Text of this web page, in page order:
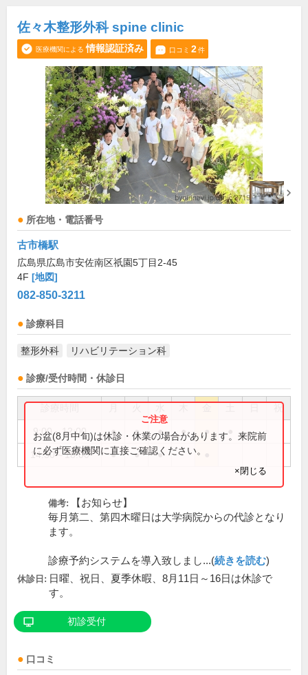
佐々木整形外科 spine clinic
医療機関による 情報認証済み 口コミ 2件
所在地・電話番号
古市橋駅
広島県広島市安佐南区祇園5丁目2-45
4F [地図]
082-850-3211
診療科目
整形外科 リハビリテーション科
診療/受付時間・休診日
祝
9:00～12:00 ● ● ● ● ●
14:30～18:00 ● ● ●
お盆(8月中旬)は休診・休業の場合があります。来院前
に必ず医療機関に直接ご確認ください。
×閉じる
備考:
【お知らせ】
毎月第二、第四木曜日は大学病院からの代診となり
ます。
診療予約システムを導入致しまし...(続きを読む)
休診日: 日曜、祝日、夏季休暇、8月11日～16日は休診で
す。
初診受付
口コミ